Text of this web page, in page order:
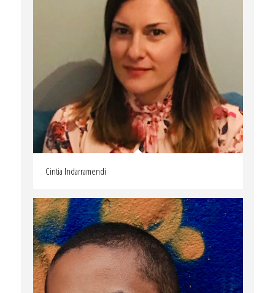
Cintia Indarramendi